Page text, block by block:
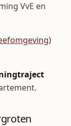
VvE en